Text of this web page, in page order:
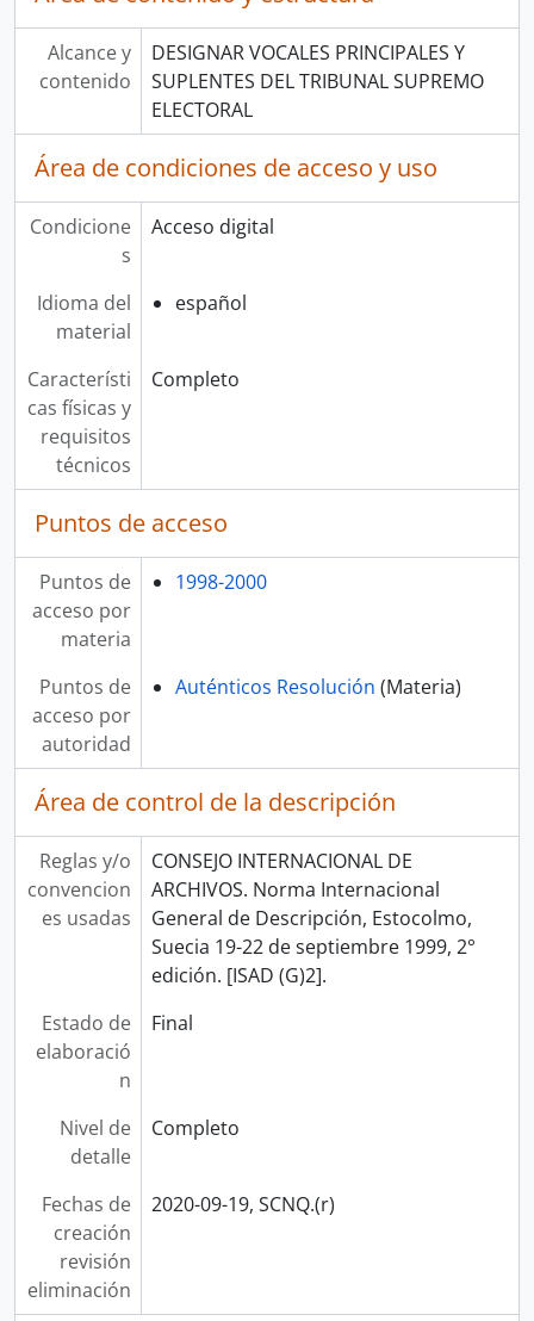
Alcance y
contenido
DESIGNAR VOCALES PRINCIPALES Y
SUPLENTES DEL TRIBUNAL SUPREMO
ELECTORAL
Área de condiciones de acceso y uso
Condicione
s
Acceso digital
Idioma del
material
español
Característi
cas físicas y
requisitos
técnicos
Completo
Puntos de acceso
Puntos de
acceso por
materia
1998-2000
Puntos de
acceso por
autoridad
Auténticos Resolución (Materia)
Área de control de la descripción
Reglas y/o
convencion
es usadas
CONSEJO INTERNACIONAL DE
ARCHIVOS. Norma Internacional
General de Descripción, Estocolmo,
Suecia 19-22 de septiembre 1999, 2°
edición. [ISAD (G)2].
Estado de
elaboració
n
Final
Nivel de
detalle
Completo
Fechas de
creación
revisión
eliminación
2020-09-19, SCNQ.(r)